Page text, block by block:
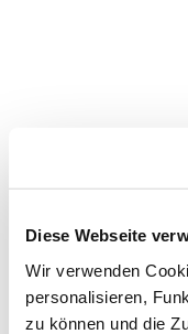
Diese Webseite
Wir verwenden
personalisieren,
zu können und die